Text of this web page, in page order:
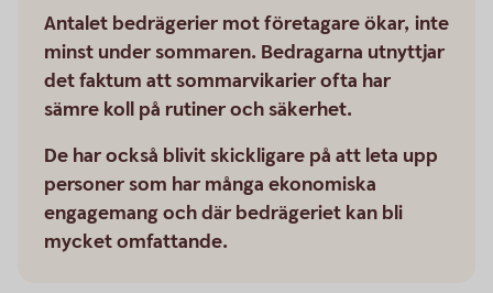
Antalet bedrägerier mot företagare ökar, inte
minst under sommaren. Bedragarna utnyttjar
det faktum att sommarvikarier ofta har
sämre koll på rutiner och säkerhet.
De har också blivit skickligare på att leta upp
personer som har många ekonomiska
engagemang och där bedrägeriet kan bli
mycket omfattande.